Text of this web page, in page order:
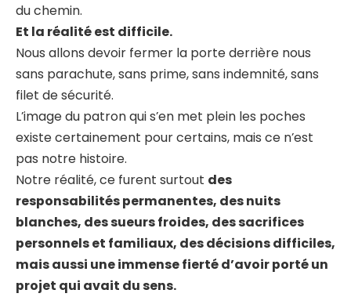
du chemin.
Et la réalité est difficile.
Nous allons devoir fermer la porte derrière nous
sans parachute, sans prime, sans indemnité, sans
filet de sécurité.
L’image du patron qui s’en met plein les poches
existe certainement pour certains, mais ce n’est
pas notre histoire.
Notre réalité, ce furent surtout des
responsabilités permanentes, des nuits
blanches, des sueurs froides, des sacrifices
personnels et familiaux, des décisions difficiles,
mais aussi une immense fierté d’avoir porté un
projet qui avait du sens.